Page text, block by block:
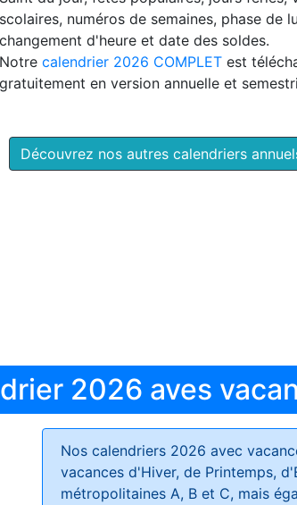
scolaires, numéros de semaines, phase de
changement d'heure et date des soldes.
Notre calendrier 2026 COMPLET est
gratuitement en version annuelle et
Découvrez nos autres calendriers
2026 aves
Nos calendriers 2026 avec
vacances d'Hiver, de Printemps,
métropolitaines A, B et C, mais